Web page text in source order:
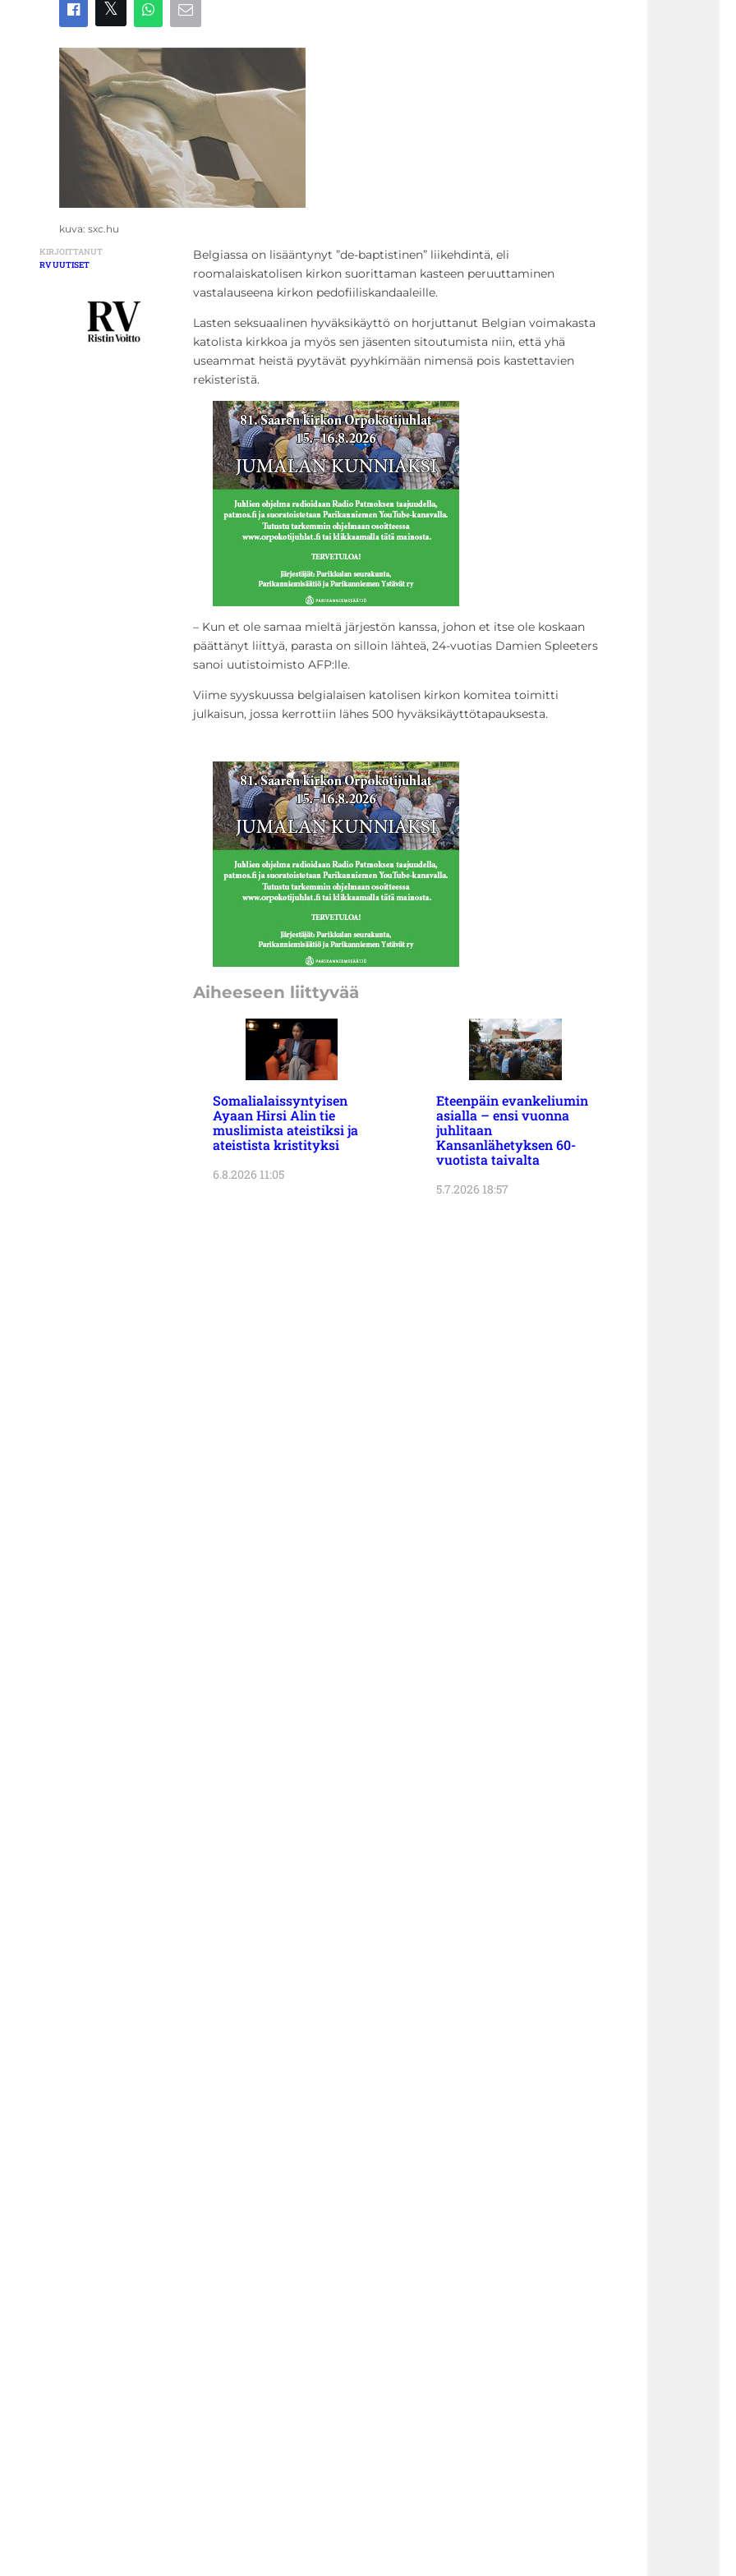
kuva: sxc.hu
KIRJOITTANUT
RV UUTISET
Belgiassa on lisääntynyt ”de-baptistinen” liikehdintä, eli
roomalaiskatolisen kirkon suorittaman kasteen peruuttaminen
vastalauseena kirkon pedofiiliskandaaleille.
Lasten seksuaalinen hyväksikäyttö on horjuttanut Belgian voimakasta
katolista kirkkoa ja myös sen jäsenten sitoutumista niin, että yhä
useammat heistä pyytävät pyyhkimään nimensä pois kastettavien
rekisteristä.
– Kun et ole samaa mieltä järjestön kanssa, johon et itse ole koskaan
päättänyt liittyä, parasta on silloin lähteä, 24-vuotias Damien Spleeters
sanoi uutistoimisto AFP:lle.
Viime syyskuussa belgialaisen katolisen kirkon komitea toimitti
julkaisun, jossa kerrottiin lähes 500 hyväksikäyttötapauksesta.
Aiheeseen liittyvää
Somalialaissyntyisen
Ayaan Hirsi Alin tie
muslimista ateistiksi ja
ateistista kristityksi
6.8.2026 11:05
Eteenpäin evankeliumin
asialla – ensi vuonna
juhlitaan
Kansanlähetyksen 60-
vuotista taivalta
5.7.2026 18:57